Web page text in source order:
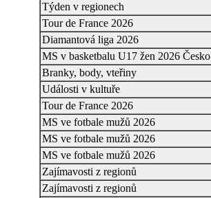
Týden v regionech
Tour de France 2026
Diamantová liga 2026
MS v basketbalu U17 žen 2026 Česko
Branky, body, vteřiny
Události v kultuře
Tour de France 2026
MS ve fotbale mužů 2026
MS ve fotbale mužů 2026
MS ve fotbale mužů 2026
Zajímavosti z regionů
Zajímavosti z regionů